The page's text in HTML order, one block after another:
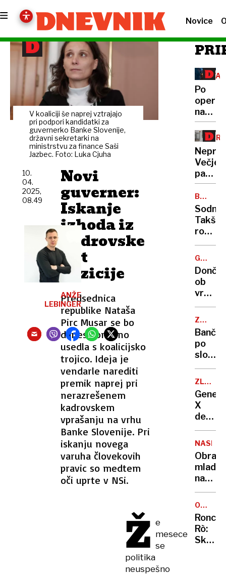
Novice
V koaliciji še naprej vztrajajo
pri podpori kandidatki za
guvernerko Banke Slovenije,
državni sekretarki na
ministrstvu za finance Saši
Jazbec. Foto: Luka Cjuha
Novi
guverner:
Iskanje
izhoda iz
kadrovske
pat
pozicije
Predsednica
republike Nataša
Pirc Musar se bo
danes ponovno
usedla s koalicijsko
trojico. Ideja je
vendarle narediti
premik naprej pri
nerazrešenem
kadrovskem
vprašanju na vrhu
Banke Slovenije. Pri
iskanju novega
varuha človekovih
pravic so medtem
oči uprte v NSi.
10.
04.
2025,
08.49
ANŽE
LEBINGER
Ž e
mesece
se
politika
neuspešno
Po
kolena:
Kaj
je
do
fiaska
padca
cen
sploh
v
večjih
mestih
bo
ROPAR
Takšne
rope
le iz
ob
vrnitvi
v
Dallas
oblile
solze:
“Čas
je,
da
grem
naprej”
po
za
dvig
v
avto
ali
na
ZLATA
NIT
X
dela
za
za
prosti
čas,
Z
raje
ne bi
NASILJE
Se
bomo
zganili
šele
ob
večji
OCENA
Ronchi
Rò: